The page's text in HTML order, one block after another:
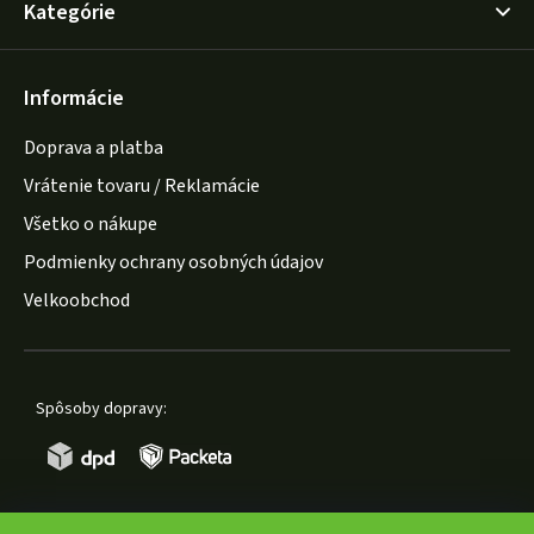
Kategórie
Informácie
Doprava a platba
Vrátenie tovaru / Reklamácie
Všetko o nákupe
Podmienky ochrany osobných údajov
Velkoobchod
Spôsoby dopravy: